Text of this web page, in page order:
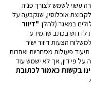
עשוי לשמש לצורך פניה
אוכלוסין, שנקבעה על
במאגר (להלן: "דיוור
לדרוש בכתב שהמידע
הצעות דיוור ישיר
פעולות מסחריות ואחרות
פי דין, אך לא ישמש עוד
בקשות כאמור לכתובת
.